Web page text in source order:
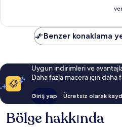
Benzer konaklama
Uygun indirimleri ve
Daha fazla macera için daha
Giriş yap Ücretsiz olarak
Bölge hakkında